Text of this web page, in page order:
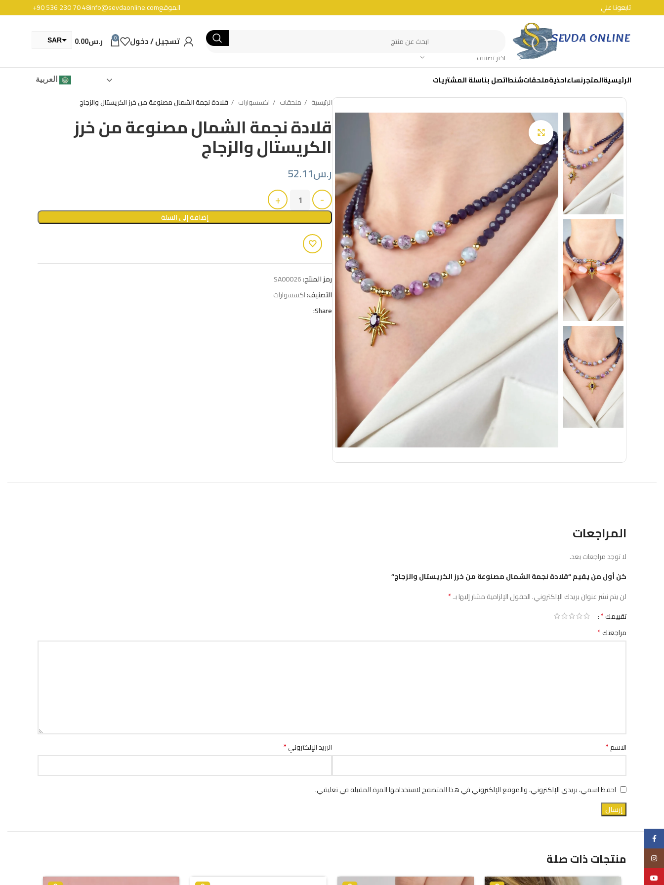
تابعونا علي الموقعinfo@sevdaonline.com
+90 536 230 70 48
اختر تصنيف
تسجيل / دخول 0 ر.س0.00
SAR
الرئيسيةالمتجرنساءاحذيةملحقاتشنطاتصل بناسلة المشتريات العربية
الرئيسية ملحقات اكسسوارات قلادة نجمة الشمال مصنوعة من خرز الكريستال والزجاج
قلادة نجمة الشمال مصنوعة من خرز
الكريستال والزجاج
ر.س52.11
إضافة إلى السلة
رمز المنتج:SA00026
التصنيف:اكسسوارات
Share:
المراجعات
لا توجد مراجعات بعد.
كن أول من يقيم “قلادة نجمة الشمال مصنوعة من خرز الكريستال والزجاج”
لن يتم نشر عنوان بريدك الإلكتروني.الحقول الإلزامية مشار إليها بـ*
تقييمك*
مراجعتك*
الاسم* البريد الإلكتروني*
احفظ اسمي، بريدي الإلكتروني، والموقع الإلكتروني في هذا المتصفح لاستخدامها المرة المقبلة في تعليقي.
منتجات ذات صلةInstagram
YouTube